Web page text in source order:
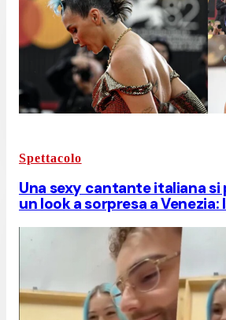
Spettacolo
Una sexy cantante italiana
un look a sorpresa a